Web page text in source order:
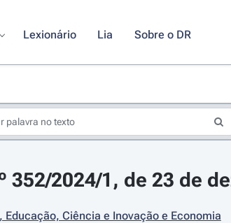
Lexionário Lia Sobre o DR
352/2024/1, de 23 de
Educação, Ciência e Inovação e Economia